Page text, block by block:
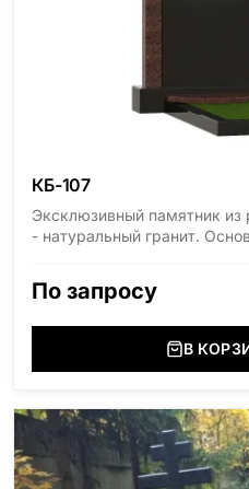
КБ-107
Эксклюзивный памятник из
- натуральный гранит.
(Украина, Житомерская
(Украина, Житомерская
(Россия, Карелия),
минимальные стандартные
id="13534"]
По запросу
В